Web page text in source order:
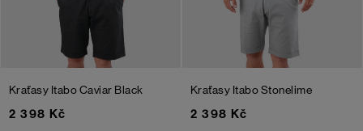
Kraťasy ItaboCaviar Black
2 398 Kč
Kraťasy ItaboStonelime
2 398 Kč